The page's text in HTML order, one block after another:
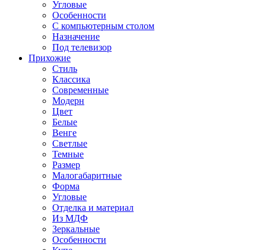
Угловые
Особенности
С компьютерным столом
Назначение
Под телевизор
Прихожие
Стиль
Классика
Современные
Модерн
Цвет
Белые
Венге
Светлые
Темные
Размер
Малогабаритные
Форма
Угловые
Отделка и материал
Из МДФ
Зеркальные
Особенности